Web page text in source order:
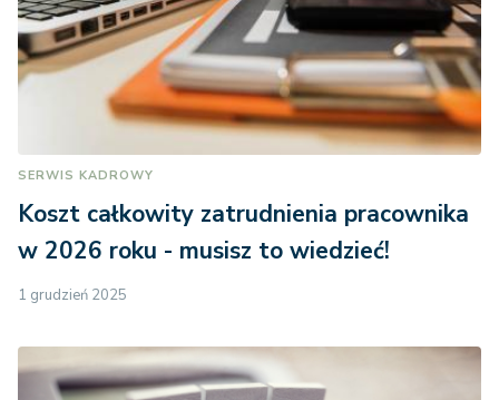
SERWIS KADROWY
Koszt całkowity zatrudnienia pracownika
w 2026 roku - musisz to wiedzieć!
1 grudzień 2025